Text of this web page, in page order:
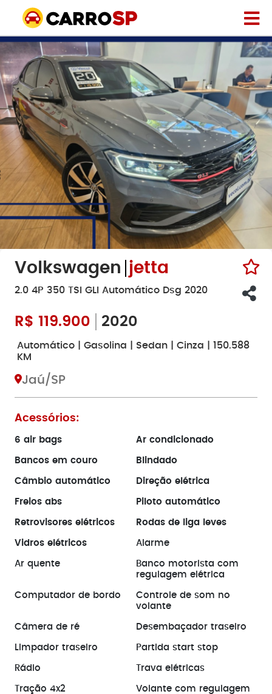
Volkswagen jetta
2.0 4P 350 TSI GLI Automático Dsg 2020
R$ 119.900 2020
Automático | Gasolina | Sedan | Cinza | 150.588
KM
Jaú/SP
Acessórios:
6 air bags Ar condicionado
Bancos em couro Blindado
Câmbio automático Direção elétrica
Freios abs Piloto automático
Retrovisores elétricos Rodas de liga leves
Vidros elétricos Alarme
Ar quente
Banco motorista com
regulagem elétrica
Computador de bordo
Controle de som no
volante
Câmera de ré Desembaçador traseiro
Limpador traseiro Partida start stop
Rádio Trava elétricas
Tração 4x2
Volante com regulagem